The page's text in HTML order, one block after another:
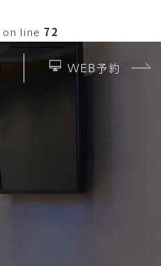
on line 72
WEB予約